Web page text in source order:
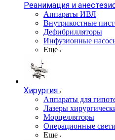
Реанимация и
Аппараты ИВЛ
Внутрикостные
Дефибрилляторы
Инфузионные
Еще
Хирургия
Аппараты для
Лазеры
Морцелляторы
Операционные
Еще